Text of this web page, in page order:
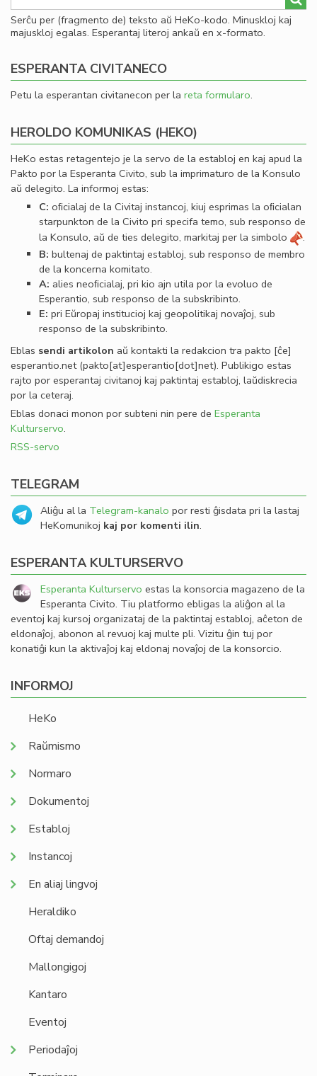
Serĉu per (fragmento de) teksto aŭ HeKo-kodo. Minuskloj kaj
majuskloj egalas. Esperantaj literoj ankaŭ en x-formato.
ESPERANTA CIVITANECO
Petu la esperantan civitanecon per la reta formularo.
HEROLDO KOMUNIKAS (HEKO)
HeKo estas retagentejo je la servo de la establoj en kaj apud la
Pakto por la Esperanta Civito, sub la imprimaturo de la Konsulo
aŭ delegito. La informoj estas:
C: oﬁcialaj de la Civitaj instancoj, kiuj esprimas la oﬁcialan
starpunkton de la Civito pri specifa temo, sub responso de
la Konsulo, aŭ de ties delegito, markitaj per la simbolo
.
B: bultenaj de paktintaj establoj, sub responso de membro
de la koncerna komitato.
A: alies neoﬁcialaj, pri kio ajn utila por la evoluo de
Esperantio, sub responso de la subskribinto.
E: pri Eŭropaj institucioj kaj geopolitikaj novaĵoj, sub
responso de la subskribinto.
Eblas sendi artikolon aŭ kontakti la redakcion tra pakto [ĉe]
esperantio.net(pakto[at]esperantio[dot]net). Publikigo estas
rajto por esperantaj civitanoj kaj paktintaj establoj, laŭdiskrecia
por la ceteraj.
Eblas donaci monon por subteni nin pere de Esperanta
Kulturservo.
RSS-servo
TELEGRAM
Aliĝu al la Telegram-kanalo por resti ĝisdata pri la lastaj
HeKomunikoj kaj por komenti ilin.
ESPERANTA KULTURSERVO
Esperanta Kulturservo estas la konsorcia magazeno de la
Esperanta Civito. Tiu platformo ebligas la aliĝon al la
eventoj kaj kursoj organizataj de la paktintaj establoj, aĉeton de
eldonaĵoj, abonon al revuoj kaj multe pli. Vizitu ĝin tuj por
konatiĝi kun la aktivaĵoj kaj eldonaj novaĵoj de la konsorcio.
INFORMOJ
HeKo
Raŭmismo
Normaro
Dokumentoj
Establoj
Instancoj
En aliaj lingvoj
Heraldiko
Oftaj demandoj
Mallongigoj
Kantaro
Eventoj
Periodaĵoj